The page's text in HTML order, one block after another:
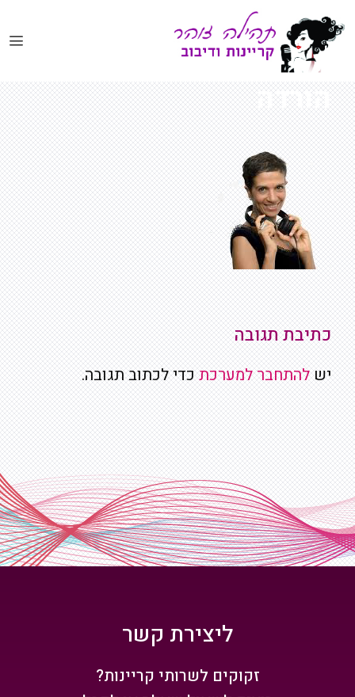
לדלג
לתוכן
כתיבת תגובה
יש להתחבר למערכת כדי לכתוב תגובה.
ליצירת קשר
זקוקים לשרותי קריינות?